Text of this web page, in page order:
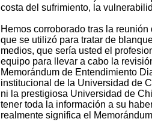
costa del sufrimiento, la
Hemos corroborado tras la
que se utilizó para tratar de
medios, que sería usted el
equipo para llevar a cabo la
Memorándum de Entendimiento
institucional de la Universidad de
ni la prestigiosa Universidad de
tener toda la información a su
realmente significa el